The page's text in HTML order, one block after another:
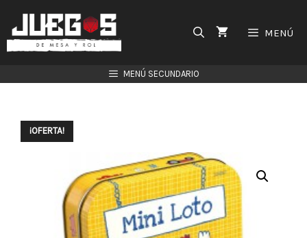
contenido
MENÚ
MENÚ SECUNDARIO
¡OFERTA!